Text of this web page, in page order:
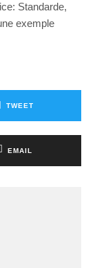
Standarde,
exemple
TWEET
EMAIL